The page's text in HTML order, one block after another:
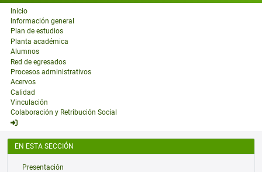
Inicio
Información general
Plan de estudios
Planta académica
Alumnos
Red de egresados
Procesos administrativos
Acervos
Calidad
Vinculación
Colaboración y Retribución Social
EN ESTA SECCIÓN
Presentación